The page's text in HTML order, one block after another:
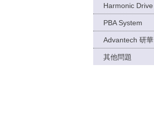
Harmonic Drive
PBA System
Advantech 研華
其他問題